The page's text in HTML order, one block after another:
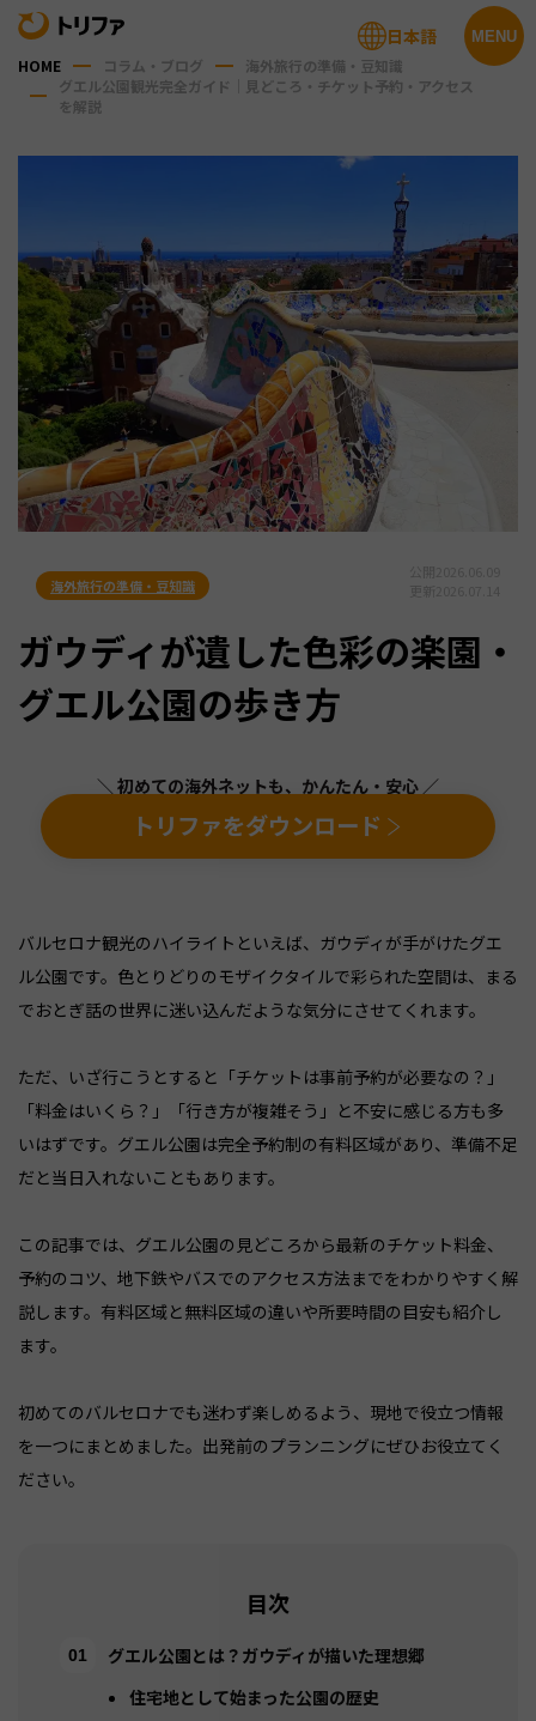
MENU
日本語
HOME コラム・ブログ
海外旅行の準備・豆知識
グエル公園観光完全ガイド｜見どころ・チケット予約・アクセス
を解説
海外旅行の準備・豆知識
ガウディが遺した色彩の楽園・
グエル公園の歩き方
＼ 初めての海外ネットも、かんたん・安心 ／
トリファをダウンロード
バルセロナ観光のハイライトといえば、ガウディが手がけたグエ
ル公園です。色とりどりのモザイクタイルで彩られた空間は、まる
でおとぎ話の世界に迷い込んだような気分にさせてくれます。
ただ、いざ行こうとすると「チケットは事前予約が必要なの？」
「料金はいくら？」「行き方が複雑そう」と不安に感じる方も多
いはずです。グエル公園は完全予約制の有料区域があり、準備不足
だと当日入れないこともあります。
この記事では、グエル公園の見どころから最新のチケット料金、
予約のコツ、地下鉄やバスでのアクセス方法までをわかりやすく解
説します。有料区域と無料区域の違いや所要時間の目安も紹介し
ます。
初めてのバルセロナでも迷わず楽しめるよう、現地で役立つ情報
を一つにまとめました。出発前のプランニングにぜひお役立てく
ださい。
目次
グエル公園とは？ガウディが描いた理想郷
住宅地として始まった公園の歴史